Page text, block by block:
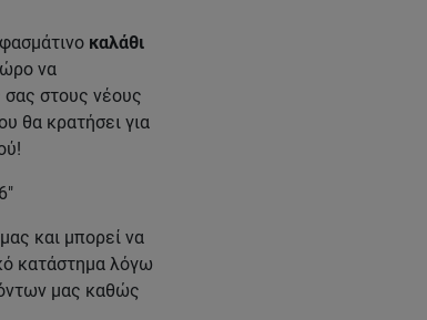
καλάθι
να
σας στους νέους
θα κρατήσει για
και μπορεί να
κατάστημα λόγω
μας καθώς